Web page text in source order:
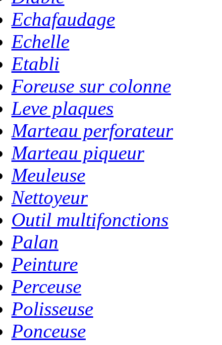
Echafaudage
Echelle
Etabli
Foreuse sur colonne
Leve plaques
Marteau perforateur
Marteau piqueur
Meuleuse
Nettoyeur
Outil multifonctions
Palan
Peinture
Perceuse
Polisseuse
Ponceuse